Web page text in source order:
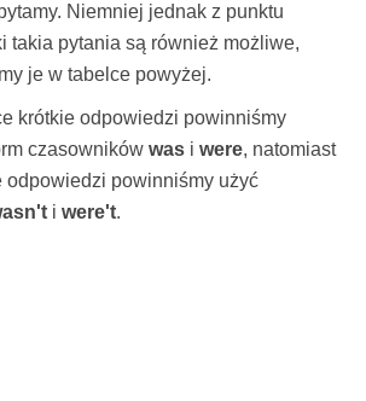
Niemniej jednak z punktu
takia pytania są również możliwe,
je w tabelce powyżej.
krótkie odpowiedzi powinniśmy
czasowników was i were, natomiast
odpowiedzi powinniśmy użyć
i were't.